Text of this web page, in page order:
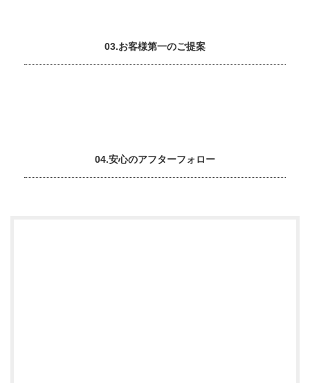
03.お客様第一のご提案
04.安心のアフターフォロー